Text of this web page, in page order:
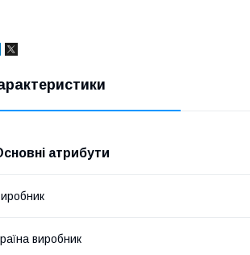
атрибути
виробник